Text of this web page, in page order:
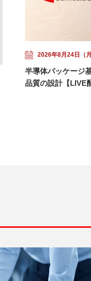
2026年8月24日（
半導体パッケージ
品質の設計【LIVE